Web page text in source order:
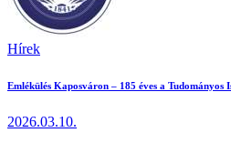
Hírek
Emlékülés Kaposváron – 185 éves a Tudományos
2026.03.10.